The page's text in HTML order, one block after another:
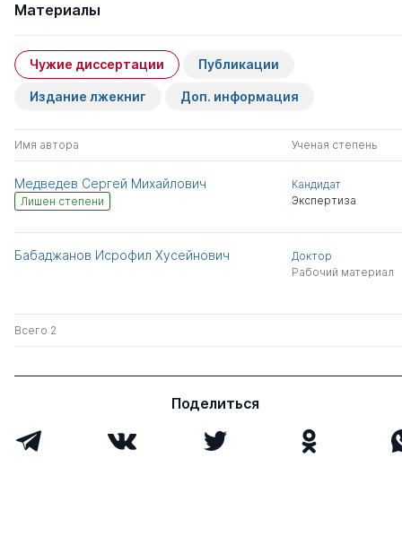
Материалы
Чужие диссертации Публикации
Издание лжекниг Доп. информация
Имя автора Ученая степень
Медведев Сергей Михайлович
Лишен степени
Кандидат
Экспертиза
Бабаджанов Исрофил Хусейнович
Доктор
Рабочий материал
Всего 2
Поделиться